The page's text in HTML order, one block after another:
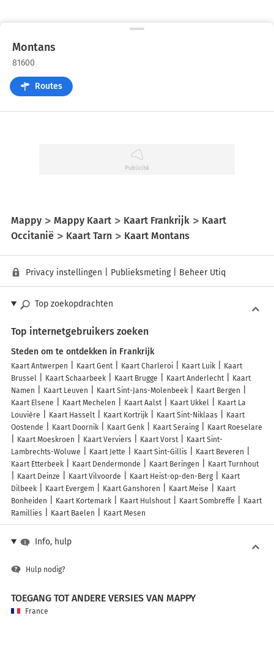
Montans
81600
Routes
Mappy Mappy Kaart Kaart Frankrijk
Kaart
Occitanië
Kaart Tarn Kaart Montans
Privacy instellingen Publieksmeting| Beheer Utiq
Top zoekopdrachten
Top internetgebruikers zoeken
Steden om te ontdekken in Frankrijk
Kaart Antwerpen Kaart Gent Kaart Charleroi Kaart Luik
Kaart
Brussel
Kaart Schaarbeek Kaart Brugge Kaart Anderlecht
Kaart
Namen
Kaart Leuven Kaart Sint-Jans-Molenbeek
Kaart Bergen
Kaart Elsene
Kaart Mechelen Kaart Aalst Kaart Ukkel
Kaart La
Louvière
Kaart Hasselt Kaart Kortrijk Kaart Sint-Niklaas
Kaart
Oostende
Kaart Doornik Kaart Genk Kaart Seraing
Kaart Roeselare
Kaart Moeskroen
Kaart Verviers Kaart Vorst
Kaart Sint-
Lambrechts-Woluwe
Kaart Jette Kaart Sint-Gillis
Kaart Beveren
Kaart Etterbeek
Kaart Dendermonde Kaart Beringen
Kaart Turnhout
Kaart Deinze
Kaart Vilvoorde Kaart Heist-op-den-Berg
Kaart
Dilbeek
Kaart Evergem Kaart Ganshoren Kaart Meise
Kaart
Bonheiden
Kaart Kortemark Kaart Hulshout Kaart Sombreffe
Kaart
Ramillies
Kaart Baelen Kaart Mesen
Info, hulp
Hulp nodig?
TOEGANG TOT ANDERE VERSIES VAN MAPPY
France